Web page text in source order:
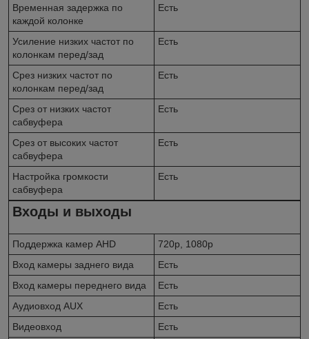
Временная задержка по
каждой колонке
Есть
Усиление низких частот по
колонкам перед/зад
Есть
Срез низких частот по
колонкам перед/зад
Есть
Срез от низких частот
сабвуфера
Есть
Срез от высоких частот
сабвуфера
Есть
Настройка громкости
сабвуфера
Есть
Входы и выходы
Поддержка камер AHD
720p, 1080p
Вход камеры заднего вида
Есть
Вход камеры переднего вида
Есть
Аудиовход AUX
Есть
Видеовход
Есть